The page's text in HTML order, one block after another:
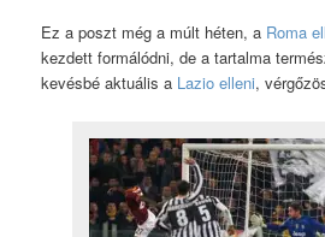
Ez a poszt még a múlt héten, a Roma
kezdett formálódni, de a tartalma
kevésbé aktuális a Lazio elleni,